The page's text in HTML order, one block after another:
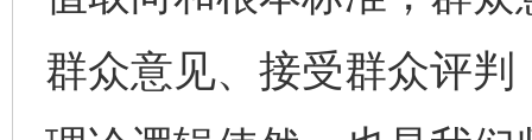
群众意见、接受群众评判